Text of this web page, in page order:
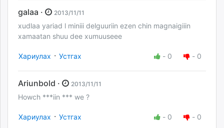
galaa · 2013/11/11
xudlaa yariad l miniii delguuriin ezen chin magnaigiiin
xamaatan shuu dee xumuuseee
Хариулах · Устгах - 0 - 0
Ariunbold · 2013/11/11
Howch ***iin *** we ?
Хариулах · Устгах - 0 - 0